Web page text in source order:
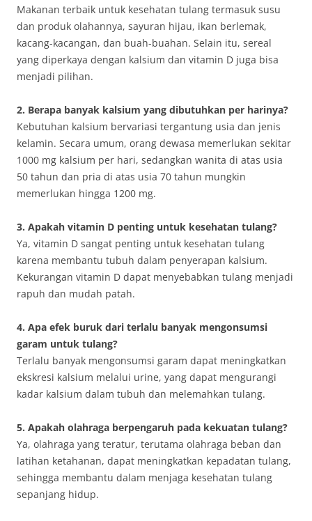
Makanan terbaik untuk kesehatan tulang termasuk susu
dan produk olahannya, sayuran hijau, ikan berlemak,
kacang-kacangan, dan buah-buahan. Selain itu, sereal
yang diperkaya dengan kalsium dan vitamin D juga bisa
menjadi pilihan.
2. Berapa banyak kalsium yang dibutuhkan per harinya?
Kebutuhan kalsium bervariasi tergantung usia dan jenis
kelamin. Secara umum, orang dewasa memerlukan sekitar
1000 mg kalsium per hari, sedangkan wanita di atas usia
50 tahun dan pria di atas usia 70 tahun mungkin
memerlukan hingga 1200 mg.
3. Apakah vitamin D penting untuk kesehatan tulang?
Ya, vitamin D sangat penting untuk kesehatan tulang
karena membantu tubuh dalam penyerapan kalsium.
Kekurangan vitamin D dapat menyebabkan tulang menjadi
rapuh dan mudah patah.
4. Apa efek buruk dari terlalu banyak mengonsumsi
garam untuk tulang?
Terlalu banyak mengonsumsi garam dapat meningkatkan
ekskresi kalsium melalui urine, yang dapat mengurangi
kadar kalsium dalam tubuh dan melemahkan tulang.
5. Apakah olahraga berpengaruh pada kekuatan tulang?
Ya, olahraga yang teratur, terutama olahraga beban dan
latihan ketahanan, dapat meningkatkan kepadatan tulang,
sehingga membantu dalam menjaga kesehatan tulang
sepanjang hidup.